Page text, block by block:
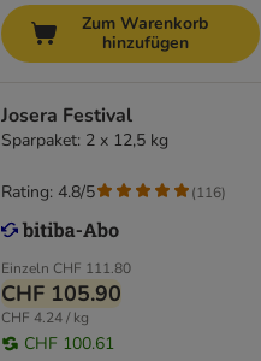
Zum Warenkorb
hinzufügen
Josera Festival
Sparpaket: 2 x 12,5 kg
Einzeln CHF 111.80
CHF 105.90
CHF 4.24 / kg
CHF 100.61
Rating: 4.8/5 (116)